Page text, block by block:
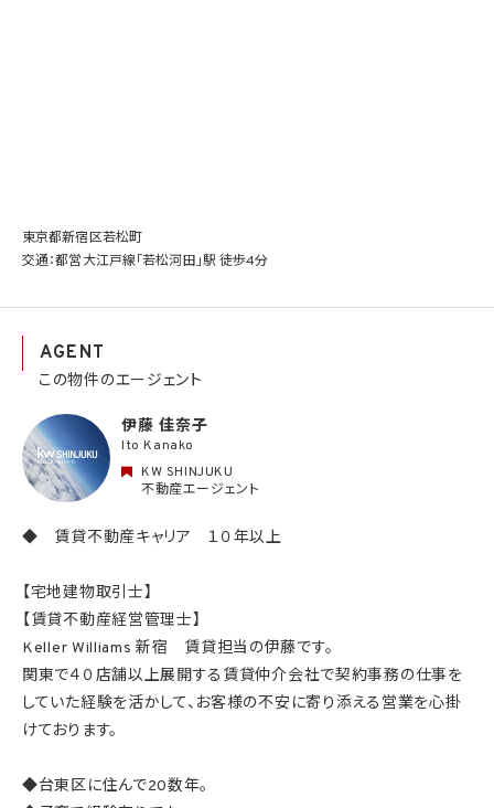
東京都新宿区若松町
交通：都営大江戸線「若松河田」駅 徒歩4分
AGENT
この物件のエージェント
伊藤 佳奈子
Ito Kanako
KW SHINJUKU
不動産エージェント
◆ 賃貸不動産キャリア １０年以上
【宅地建物取引士】
【賃貸不動産経営管理士】
Keller Williams 新宿 賃貸担当の伊藤です。
関東で４０店舗以上展開する賃貸仲介会社で契約事務の仕事を
していた経験を活かして、お客様の不安に寄り添える営業を心掛
けております。
◆台東区に住んで20数年。